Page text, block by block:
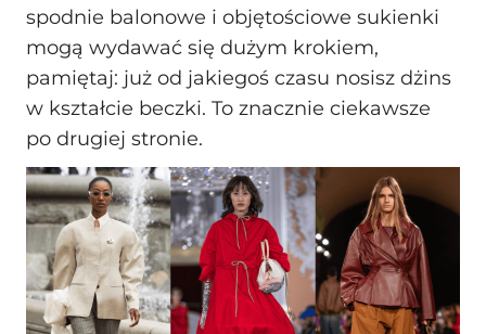
spodnie balonowe i objętościowe sukienki
mogą wydawać się dużym krokiem,
pamiętaj: już od jakiegoś czasu nosisz dżins
w kształcie beczki. To znacznie ciekawsze
po drugiej stronie.